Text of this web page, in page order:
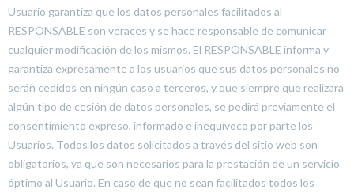
Usuario garantiza que los datos personales facilitados al
RESPONSABLE son veraces y se hace responsable de comunicar
cualquier modificación de los mismos. El RESPONSABLE informa y
garantiza expresamente a los usuarios que sus datos personales no
serán cedidos en ningún caso a terceros, y que siempre que realizara
algún tipo de cesión de datos personales, se pedirá previamente el
consentimiento expreso, informado e inequívoco por parte los
Usuarios. Todos los datos solicitados a través del sitio web son
obligatorios, ya que son necesarios para la prestación de un servicio
óptimo al Usuario. En caso de que no sean facilitados todos los